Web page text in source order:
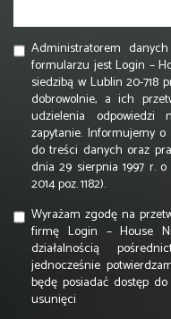
Administratorem
formularzu jest Login –
siedzibą w Lublin 20-718
dobrowolnie, a ich
udzielenia odpowiedzi
zapytanie. Informujemy o
do treści danych oraz
dnia 29 sierpnia 1997 r.
2014 poz. 1182).
Wyrażam zgodę na
firmę Login – House
działalnością
jednocześnie
będę posiadać dostęp
usunięci